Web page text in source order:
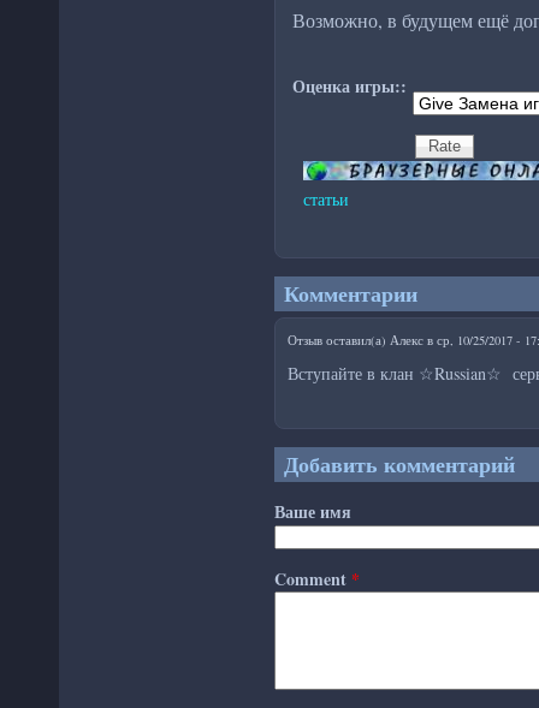
Возможно, в будущем ещё
Оценка игры::
статьи
Комментарии
Отзыв оставил(а)Алекс вср, 10/25/2017 -
Вступайте в клан ☆Russian☆
Добавить комментарий
Ваше имя
Comment *